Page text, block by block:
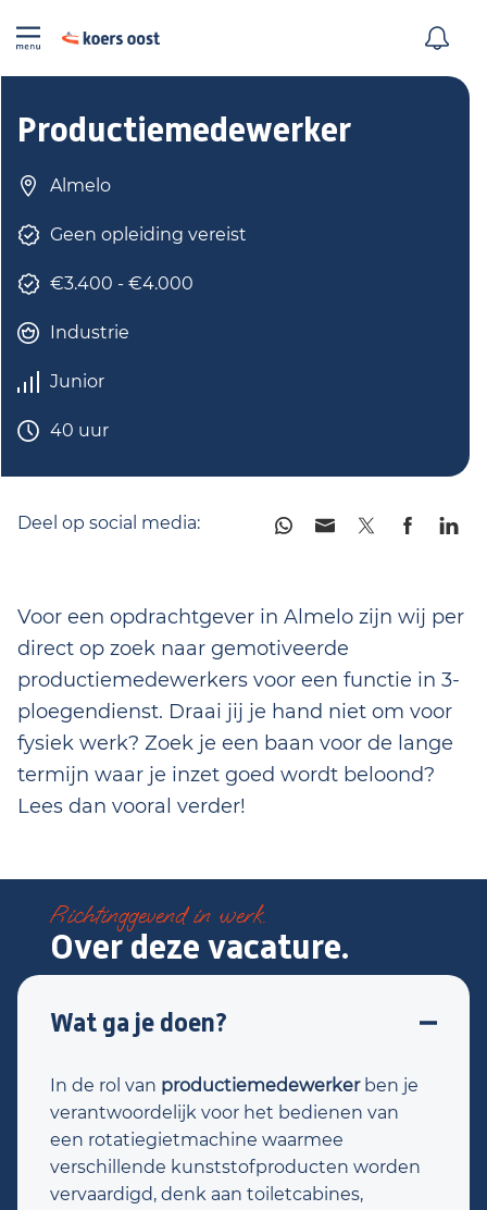
Productiemedewerker
Almelo
Geen opleiding vereist
€3.400 - €4.000
Industrie
Junior
40 uur
Deel op social media:
Voor een opdrachtgever in Almelo zijn wij per
direct op zoek naar gemotiveerde
productiemedewerkers voor een functie in 3-
ploegendienst. Draai jij je hand niet om voor
fysiek werk? Zoek je een baan voor de lange
termijn waar je inzet goed wordt beloond?
Lees dan vooral verder!
Richtinggevend in werk.
Over deze vacature.
Wat ga je doen?
In de rol van productiemedewerkerben je
verantwoordelijk voor het bedienen van
een rotatiegietmachine waarmee
verschillende kunststofproducten worden
vervaardigd, denk aan toiletcabines,